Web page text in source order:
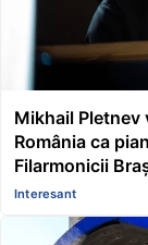
Mikhail Pletnev
România ca
Filarmonicii
Interesant